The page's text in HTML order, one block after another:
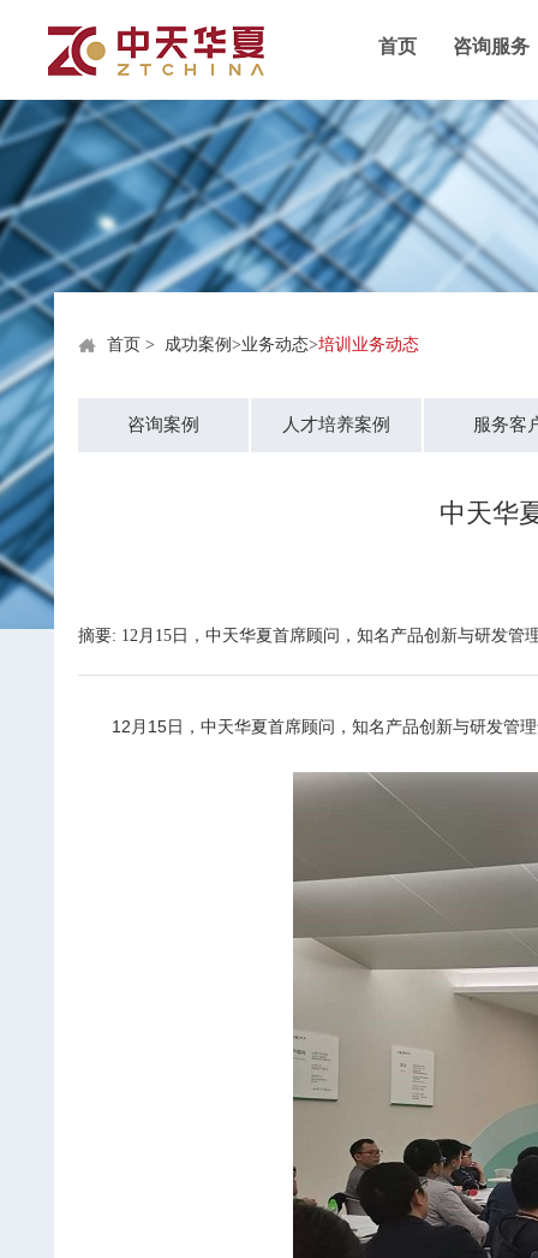
首页 咨询服务
首页 > 成功案例 >业务动态>培训业务动态
咨询案例 人才培养案例 服务客
中天华
摘要: 12月15日，中天华夏首席顾问，知名产品创新与研发
12 月15日，中天华夏首席顾问，知名产品创新与研发管